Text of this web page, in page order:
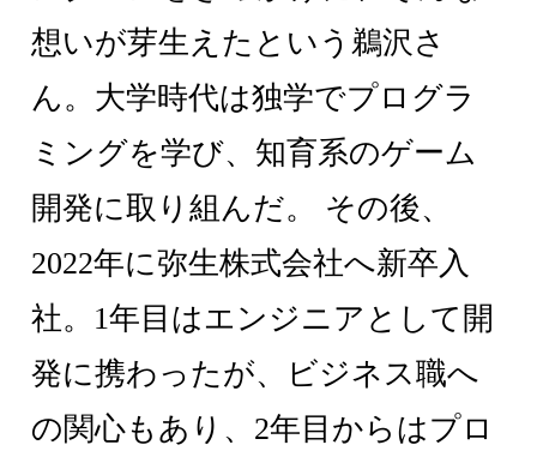
想いが芽生えたという鵜沢さ
ん。大学時代は独学でプログラ
ミングを学び、知育系のゲーム
開発に取り組んだ。 その後、
2022年に弥生株式会社へ新卒入
社。1年目はエンジニアとして開
発に携わったが、ビジネス職へ
の関心もあり、2年目からはプロ